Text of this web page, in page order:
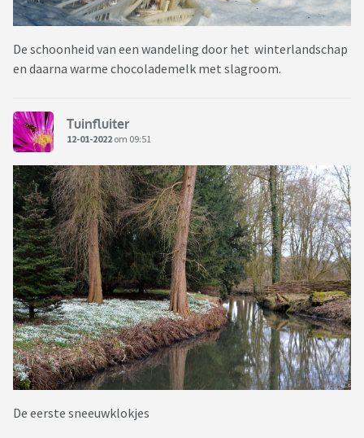
De schoonheid van een wandeling door het winterlandschap
en daarna warme chocolademelk met slagroom.
Tuinfluiter
12-01-2022 om 09:51
De eerste sneeuwklokjes